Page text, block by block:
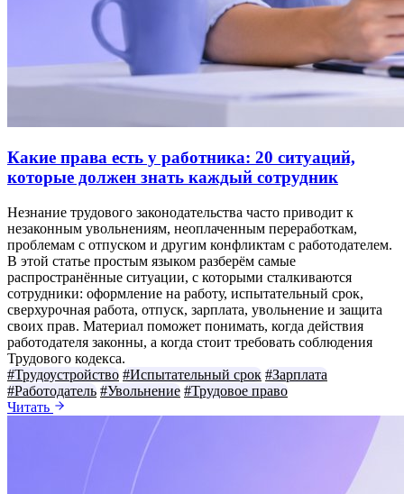
Какие права есть у работника: 20 ситуаций,
которые должен знать каждый сотрудник
Незнание трудового законодательства часто приводит к
незаконным увольнениям, неоплаченным переработкам,
проблемам с отпуском и другим конфликтам с работодателем.
В этой статье простым языком разберём самые
распространённые ситуации, с которыми сталкиваются
сотрудники: оформление на работу, испытательный срок,
сверхурочная работа, отпуск, зарплата, увольнение и защита
своих прав. Материал поможет понимать, когда действия
работодателя законны, а когда стоит требовать соблюдения
Трудового кодекса.
#Трудоустройство #Испытательный срок #Зарплата
#Работодатель #Увольнение #Трудовое право
Читать